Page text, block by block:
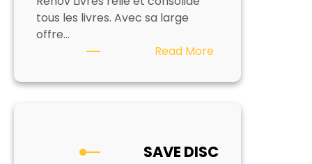
tous les livres. Avec sa large
offre…
Read More:
SAVE DISC